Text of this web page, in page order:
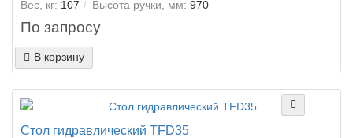
Вес, кг: 107 Высота ручки, мм: 970
По запросу
В корзину
Стол гидравлический TFD35